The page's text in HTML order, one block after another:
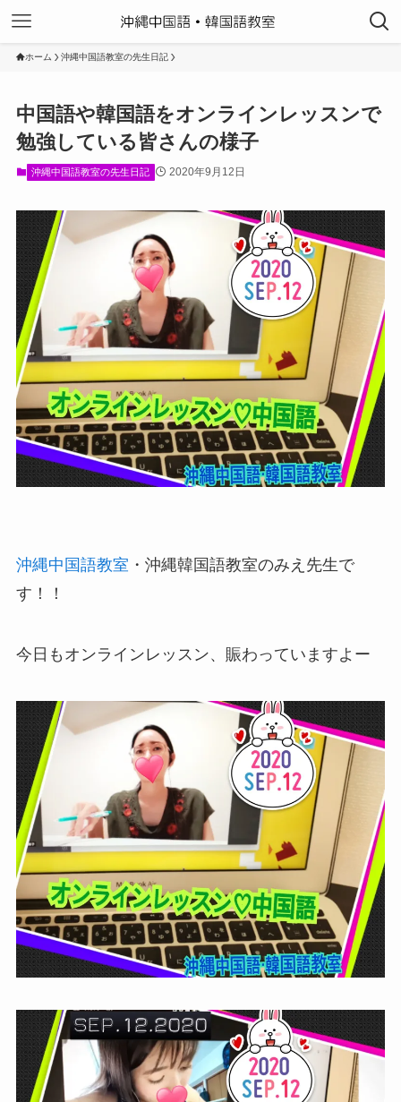
ホーム 沖縄中国語教室の先生日記
中国語や韓国語をオンラインレッスンで
勉強している皆さんの様子
沖縄中国語教室の先生日記 2020年9月12日
沖縄中国語教室 ・沖縄韓国語教室のみえ先生で
す！！
今日もオンラインレッスン、賑わっていますよー